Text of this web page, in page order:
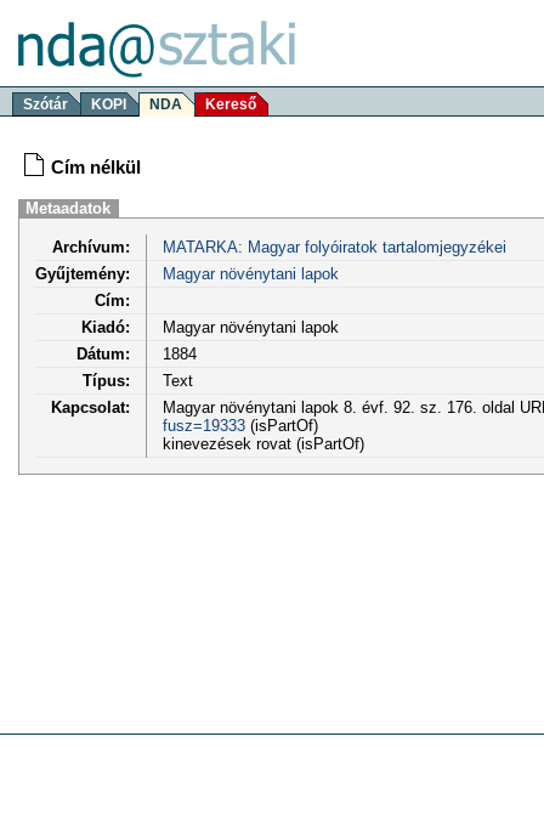
Szótár KOPI NDA Kereső
Cím nélkül
Metaadatok
Archívum:
MATARKA: Magyar folyóiratok tartalomjegyzékei
Gyűjtemény:
Magyar növénytani lapok
Cím:
Kiadó:
Magyar növénytani lapok
Dátum:
1884
Típus:
Text
Kapcsolat:
Magyar növénytani lapok 8. évf. 92. sz. 176. oldal
fusz=19333(isPartOf)
kinevezések rovat (isPartOf)